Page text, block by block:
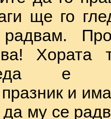
ще го
Хората
е
празник и
да му се